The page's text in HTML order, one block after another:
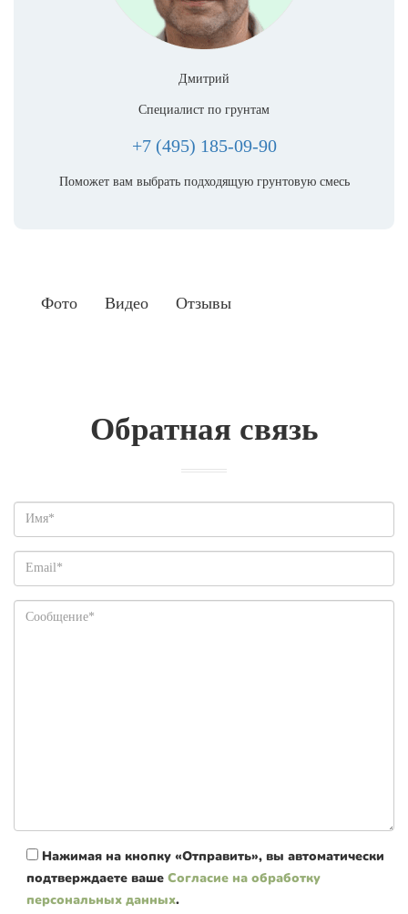
Дмитрий
Специалист по грунтам
+7 (495) 185-09-90
Поможет вам выбрать подходящую грунтовую смесь
Фото Видео Отзывы
Обратная связь
Нажимая на кнопку «Отправить», вы автоматически
подтверждаете ваше Согласие на обработку
персональных данных.